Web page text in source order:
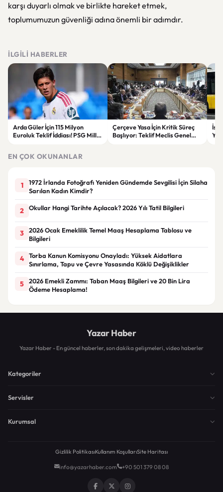
karşı duyarlı olmak ve birlikte hareket etmek,
toplumumuzun güvenliği adına önemli bir adımdır.
İLGILI HABERLER
Arda Güler İçin 115 Milyon
Euroluk Teklif İddiası! PSG Milli
Çerçeve Yasa İçin Kritik Süreç
Başlıyor: Teklif Meclis Genel
EN ÇOK OKUNANLAR
1
1972 İrlanda Fotoğrafı Yeniden Gündemde Sevgilisi İçin Silaha
Sarılan Kadın Kimdir?
2 Okullar Hangi Tarihte Açılacak? 2026 Yılı Tatil Bilgileri
3
2026 Ocak Emeklilik Temel Maaş Hesaplama Tablosu ve
Bilgileri
4
Torba Kanun Komisyonu Onayladı: Yüksek Aidatlara
Sınırlama, Tapu ve Çevre Yasasında Köklü Değişiklikler
5
2026 Emekli Zammı: Taban Maaş Bilgileri ve 20 Bin Lira
Ödeme Hesaplama!
Yazar Haber
Yazar Haber - En güncel haberler, son dakika gelişmeleri, video haberler
Kategoriler
Servisler
Kurumsal
Gizlilik PolitikasıKullanım KoşullarıSite Haritası
info@yazarhaber.com +90 501 379 08 08